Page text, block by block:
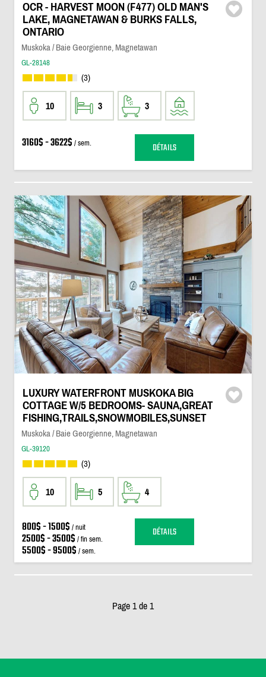
OCR - HARVEST MOON (F477) OLD MAN'S
LAKE, MAGNETAWAN & BURKS FALLS,
ONTARIO
Muskoka / Baie Georgienne, Magnetawan
GL-28148
(3)
10 3 3
3160$ - 3622$ / sem. DÉTAILS
LUXURY WATERFRONT MUSKOKA BIG
COTTAGE W/5 BEDROOMS- SAUNA,GREAT
FISHING,TRAILS,SNOWMOBILES,SUNSET
Muskoka / Baie Georgienne, Magnetawan
GL-39120
(3)
10 5 4
800$ - 1500$ / nuit
2500$ - 3500$ / fin sem.
5500$ - 9500$ / sem.
DÉTAILS
Page 1 de 1